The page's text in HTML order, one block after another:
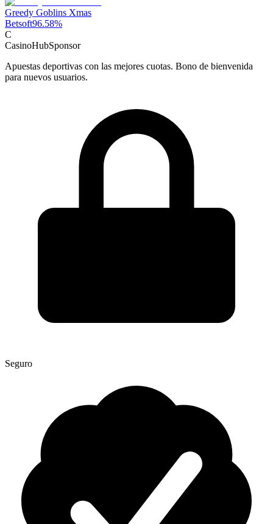
Greedy Goblins Xmas
Betsoft96.58%
C
CasinoHubSponsor
Apuestas deportivas con las mejores cuotas. Bono de bienvenida
para nuevos usuarios.
Seguro